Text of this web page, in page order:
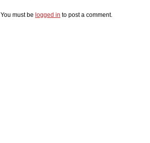
You must be logged in to post a comment.